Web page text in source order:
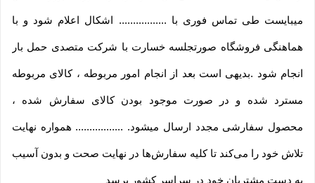
میبایست طی تماس فوری با ................. اشکال اعلام شود و با
هماهنگی فروشگاه صورتجلسه خسارت با شرکت متصدی حمل بار
انجام شود .بدیهی است بعد از انجام امور مربوطه ، کالای مربوطه
مسترد شده و در صورت موجود بودن کالای سفارش شده ،
محصول سفارشی مجدد ارسال میشود. ................. همواره نهایت
تلاش خود را می‏‌کند تا کلیه سفارش‏‌ها در نهایت صحت و بدون آسیب
به دست مشتریان خود در سراسر کشور برسد